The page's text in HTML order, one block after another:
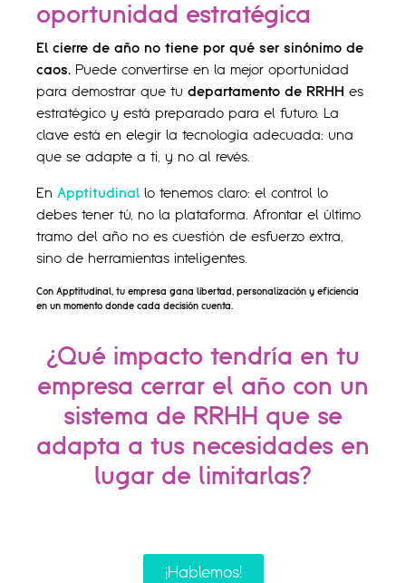
oportunidad estratégica
El cierre de año no tiene por qué ser sinónimo de
caos. Puede convertirse en la mejor oportunidad
para demostrar que tu departamento de RRHH es
estratégico y está preparado para el futuro. La
clave está en elegir la tecnología adecuada: una
que se adapte a ti, y no al revés.
En Apptitudinal lo tenemos claro: el control lo
debes tener tú, no la plataforma. Afrontar el último
tramo del año no es cuestión de esfuerzo extra,
sino de herramientas inteligentes.
Con Apptitudinal, tu empresa gana libertad, personalización y eficiencia
en un momento donde cada decisión cuenta.
¿Qué impacto tendría en tu
empresa cerrar el año con un
sistema de RRHH que se
adapta a tus necesidades en
lugar de limitarlas?
¡Hablemos!